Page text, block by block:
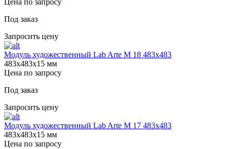
Цена по запросу
Под заказ
Запросить цену
Модуль художественный Lab Arte М 18 483х483
483х483х15 мм
Цена по запросу
Под заказ
Запросить цену
Модуль художественный Lab Arte М 17 483х483
483х483х15 мм
Цена по запросу